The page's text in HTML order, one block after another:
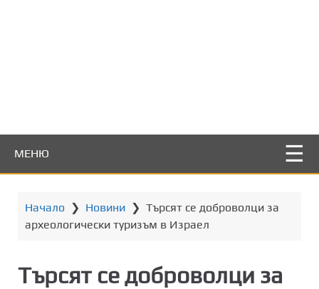
е
МЕНЮ
Начало ❯ Новини ❯ Търсят се доброволци за
археологически туризъм в Израел
Търсят се доброволци за